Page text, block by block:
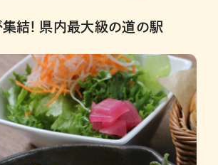
結! 県内最大級の道の駅